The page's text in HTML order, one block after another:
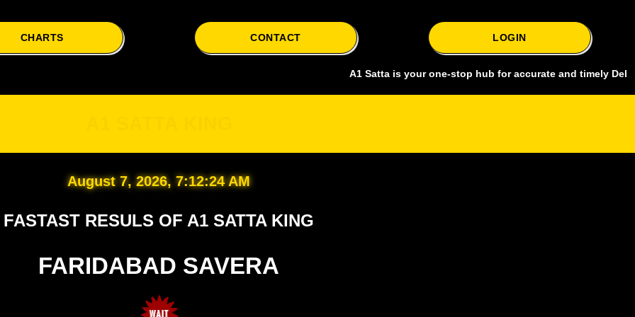
CHARTS CONTACT LOGIN
A1 Satta is your one-stop hub for accurate and timely Delhi
August 7, 2026, 7:12:25 AM
FASTAST RESULS OF A1 SATTA KING
FARIDABAD SAVERA